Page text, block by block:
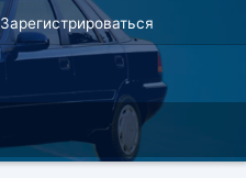
Зарегистрироваться